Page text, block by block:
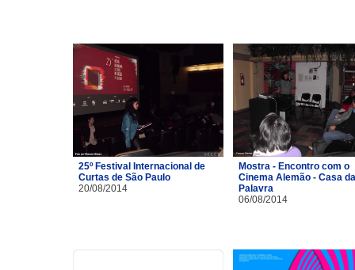
25º Festival Internacional de
Curtas de São Paulo
20/08/2014
Mostra - Encontro com o
Cinema Alemão - Casa da
Palavra
06/08/2014